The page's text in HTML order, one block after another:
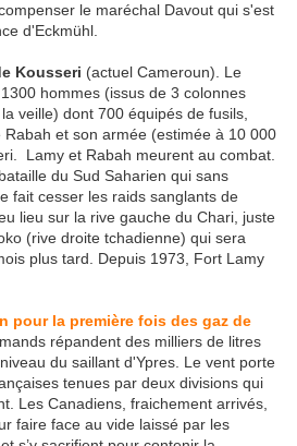
le maréchal Davout qui s'est
d'Eckmühl.
Kousseri (actuel Cameroun). Le
hommes (issus de 3 colonnes
veille) dont 700 équipés de fusils,
et son armée (estimée à 10 000
Lamy et Rabah meurent au combat.
du Sud Saharien qui sans
fait cesser les raids sanglants de
lieu sur la rive gauche du Chari, juste
(rive droite tchadienne) qui sera
plus tard. Depuis 1973, Fort Lamy
pour la première fois des gaz de
répandent des milliers de litres
du saillant d'Ypres. Le vent porte
tenues par deux divisions qui
Les Canadiens, fraichement arrivés,
faire face au vide laissé par les